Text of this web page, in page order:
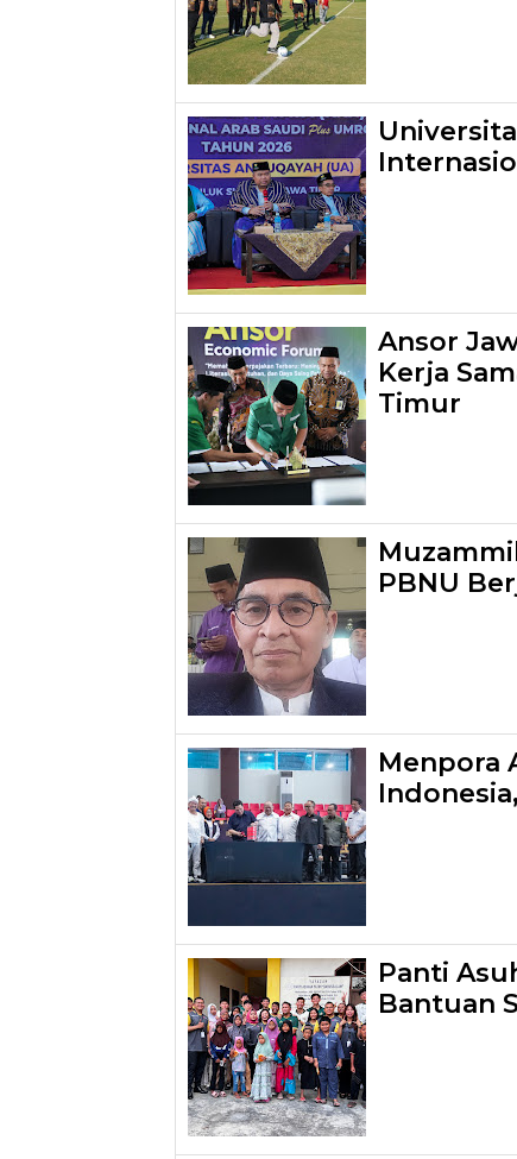
Ansor
Kerja
Timur
PBNU
Menpora
Panti
Bantuan